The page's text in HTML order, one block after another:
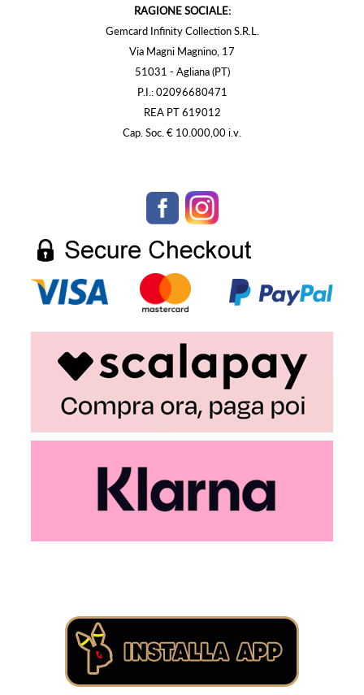
RAGIONE SOCIALE:
Gemcard Infinity Collection S.R.L.
Via Magni Magnino, 17
51031 - Agliana (PT)
P.I.: 02096680471
REA PT 619012
Cap. Soc. € 10.000,00 i.v.